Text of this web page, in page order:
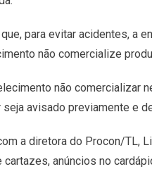
que, para evitar acidentes, a
não comercialize
não comercializar
avisado previamente e
a diretora do Procon/TL,
cartazes, anúncios no